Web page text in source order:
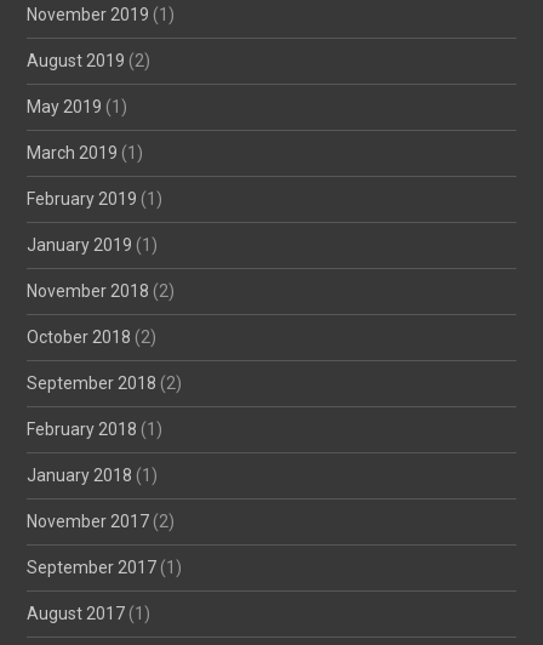
November 2019 (1)
August 2019 (2)
May 2019 (1)
March 2019 (1)
February 2019 (1)
January 2019 (1)
November 2018 (2)
October 2018 (2)
September 2018 (2)
February 2018 (1)
January 2018 (1)
November 2017 (2)
September 2017 (1)
August 2017 (1)